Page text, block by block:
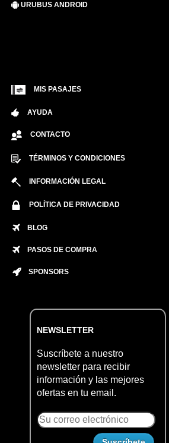
URUBUS ANDROID
MIS PASAJES
AYUDA
CONTACTO
TÉRMINOS Y CONDICIONES
INFORMACIÓN LEGAL
POLÍTICA DE PRIVACIDAD
BLOG
PASOS DE COMPRA
SPONSORS
NEWSLETTER
Suscríbete a nuestro
newsletter para recibir
información y las mejores
ofertas en tu email.